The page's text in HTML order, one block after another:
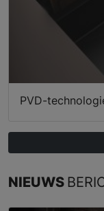
PVD-
NIEUWS